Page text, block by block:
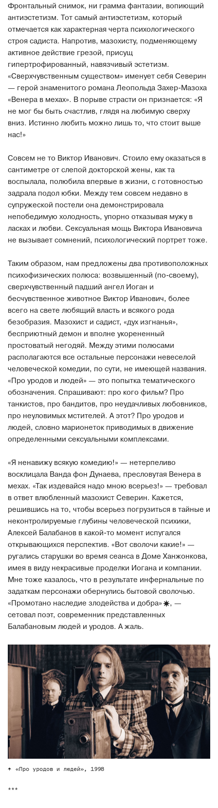
Фронтальный снимок, ни грамма фантазии, вопиющий
антиэстетизм. Тот самый антиэстетизм, который
отмечается как характерная черта психологического
строя садиста. Напротив, мазохисту, подменяющему
активное действие грезой, присущ
гипертрофированный, навязчивый эстетизм.
«Сверхчувственным существом» именует себя Северин
— герой знаменитого романа Леопольда Захер-Мазоха
«Венера в мехах». В порыве страсти он признается: «Я
не мог бы быть счастлив, глядя на любимую сверху
вниз. Истинно любить можно лишь то, что стоит выше
нас!»
Совсем не то Виктор Иванович. Стоило ему оказаться в
сантиметре от слепой докторской жены, как та
воспылала, полюбила впервые в жизни, с готовностью
задрала подол юбки. Между тем совсем недавно в
супружеской постели она демонстрировала
непобедимую холодность, упорно отказывая мужу в
ласках и любви. Сексуальная мощь Виктора Ивановича
не вызывает сомнений, психологический портрет тоже.
Таким образом, нам предложены два противоположных
психофизических полюса: возвышенный (по-своему),
сверхчувственный падший ангел Иоган и
бесчувственное животное Виктор Иванович, более
всего на свете любящий власть и всякого рода
безобразия. Мазохист и садист, «дух изгнанья»,
бесприютный демон и вполне укорененный
простоватый негодяй. Между этими полюсами
располагаются все остальные персонажи невеселой
человеческой комедии, по сути, не имеющей названия.
«Про уродов и людей» — это попытка тематического
обозначения. Спрашивают: про кого фильм? Про
танкистов, про бандитов, про неудачливых любовников,
про неуловимых мстителей. А этот? Про уродов и
людей, словно марионеток приводимых в движение
определенными сексуальными комплексами.
«Я ненавижу всякую комедию!» — нетерпеливо
восклицала Ванда фон Дунаева, пресловутая Венера в
мехах. «Так издевайся надо мною всерьез!» — требовал
в ответ влюбленный мазохист Северин. Кажется,
решившись на то, чтобы всерьез погрузиться в тайные и
неконтролируемые глубины человеческой психики,
Алексей Балабанов в какой-то момент испугался
открывающихся перспектив. «Вот сволочи какие!» —
ругались старушки во время сеанса в Доме Ханжонкова,
имея в виду некрасивые проделки Иогана и компании.
Мне тоже казалось, что в результате инфернальные по
задаткам персонажи обернулись бытовой сволочью.
«Промотано наследие злодейства и добра»
, —
сетовал поэт, современник представленных
Балабановым людей и уродов. А жаль.
«Про уродов и людей», 1998
***